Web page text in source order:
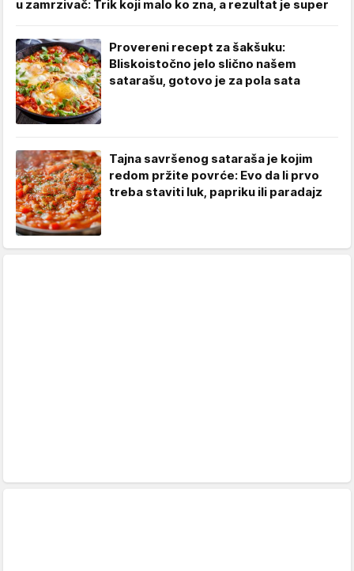
u zamrzivač: Trik koji malo ko zna, a rezultat je super
Provereni recept za šakšuku:
Bliskoistočno jelo slično našem
satarašu, gotovo je za pola sata
Tajna savršenog sataraša je kojim
redom pržite povrće: Evo da li prvo
treba staviti luk, papriku ili paradajz